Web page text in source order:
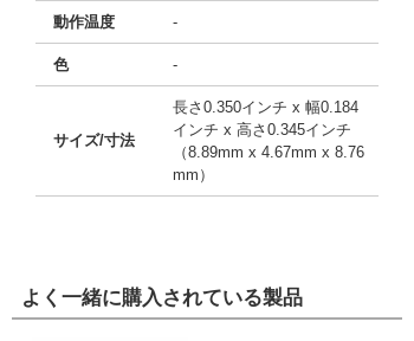
動作温度 -
色 -
サイズ/寸法
長さ0.350インチ x 幅0.184
インチ x 高さ0.345インチ
（8.89mm x 4.67mm x 8.76
mm）
よく一緒に購入されている製品